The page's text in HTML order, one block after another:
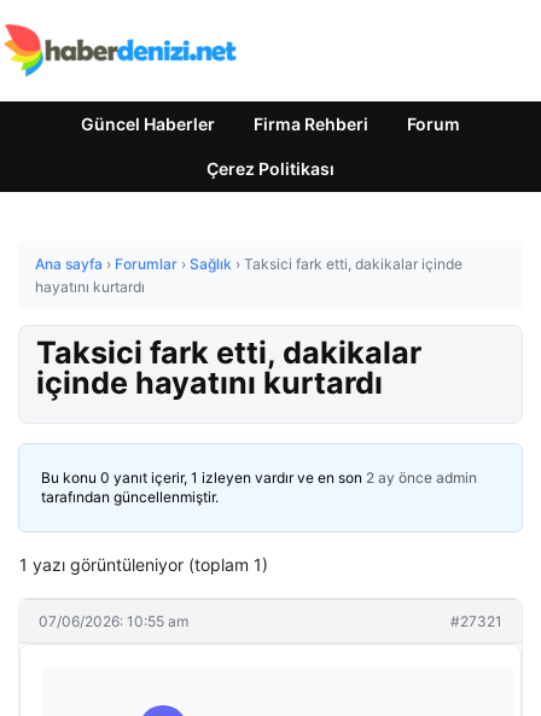
Güncel Haberler Firma Rehberi Forum
Çerez Politikası
Ana sayfa › Forumlar › Sağlık › Taksici fark etti, dakikalar içinde
hayatını kurtardı
Taksici fark etti, dakikalar
içinde hayatını kurtardı
Bu konu 0 yanıt içerir, 1 izleyen vardır ve en son 2 ay önce admin
tarafından güncellenmiştir.
1 yazı görüntüleniyor (toplam 1)
07/06/2026: 10:55 am #27321